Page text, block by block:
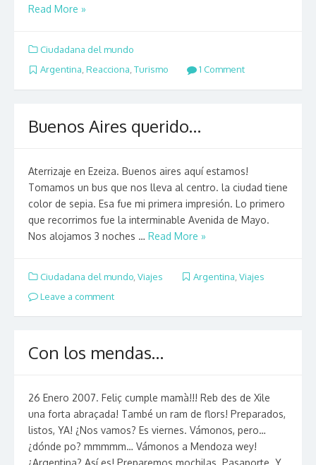
Read More »
Ciudadana del mundo
Argentina, Reacciona, Turismo 1 Comment
Buenos Aires querido…
Aterrizaje en Ezeiza. Buenos aires aquí estamos!
Tomamos un bus que nos lleva al centro. la ciudad tiene
color de sepia. Esa fue mi primera impresión. Lo primero
que recorrimos fue la interminable Avenida de Mayo.
Nos alojamos 3 noches … Read More »
Ciudadana del mundo Viajes Argentina Viajes
Leave a comment
Con los mendas…
26 Enero 2007. Feliç cumple mamà!!! Reb des de Xile
una forta abraçada! També un ram de flors! Preparados,
listos, YA! ¿Nos vamos? Es viernes. Vámonos, pero…
¿dónde po? mmmmm… Vámonos a Mendoza wey!